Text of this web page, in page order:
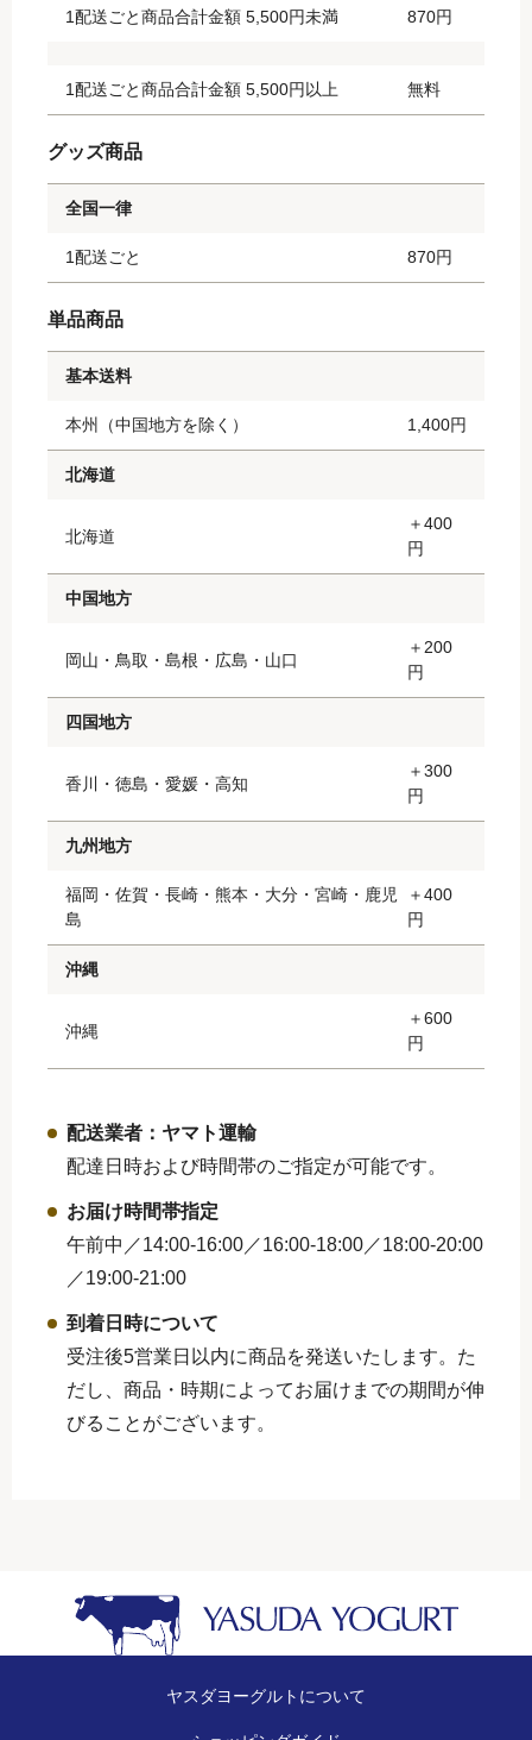
1配送ごと商品合計金額 5,500円未満 870円
1配送ごと商品合計金額 5,500円以上 無料
グッズ商品
全国一律
1配送ごと 870円
単品商品
基本送料
本州（中国地方を除く） 1,400円
北海道
北海道
＋400
円
中国地方
岡山・鳥取・島根・広島・山口
＋200
円
四国地方
香川・徳島・愛媛・高知
＋300
円
九州地方
福岡・佐賀・長崎・熊本・大分・宮崎・鹿児
島
＋400
円
沖縄
沖縄
＋600
円
配送業者：ヤマト運輸
配達日時および時間帯のご指定が可能です。
お届け時間帯指定
午前中／14:00-16:00／16:00-18:00／18:00-20:00
／19:00-21:00
到着日時について
受注後5営業日以内に商品を発送いたします。た
だし、商品・時期によってお届けまでの期間が伸
びることがございます。
ヤスダヨーグルトについて